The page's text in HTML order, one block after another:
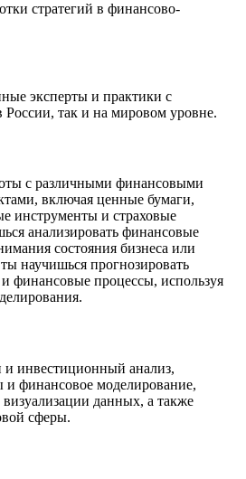
стратегий в финансово-
эксперты и практики с
так и на мировом уровне.
с различными финансовыми
включая ценные бумаги,
инструменты и страховые
анализировать финансовые
состояния бизнеса или
научишься прогнозировать
финансовые процессы, используя
инвестиционный анализ,
финансовое моделирование,
данных, а также
сферы.